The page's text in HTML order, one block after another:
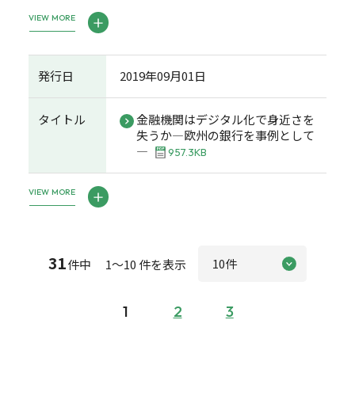
VIEW MORE
発行日 2019年09月01日
タイトル
金融機関はデジタル化で身近さを
失うか―欧州の銀行を事例として
―
957.3KB
VIEW MORE
31件中 1～10 件を表示
1 2 3